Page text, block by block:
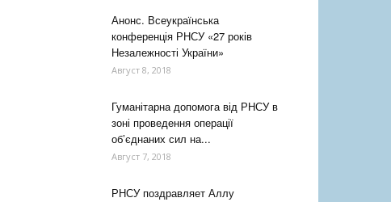
Анонс. Всеукраїнська
конференція РНСУ «27 років
Незалежності України»
Август 8, 2018
Гуманітарна допомога від РНСУ в
зоні проведення операції
об’єднаних сил на...
Август 7, 2018
РНСУ поздравляет Аллу